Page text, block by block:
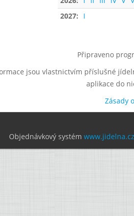
2027:
I
Připraveno
jsou vlastnictvím příslušné
aplikace do
Zásady
Objednávkový systém www.jidelna.cz